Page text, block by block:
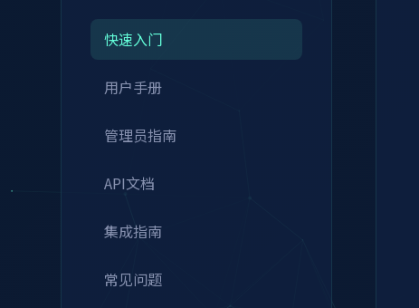
快速入门
用户手册
管理员指南
API文档
集成指南
常见问题